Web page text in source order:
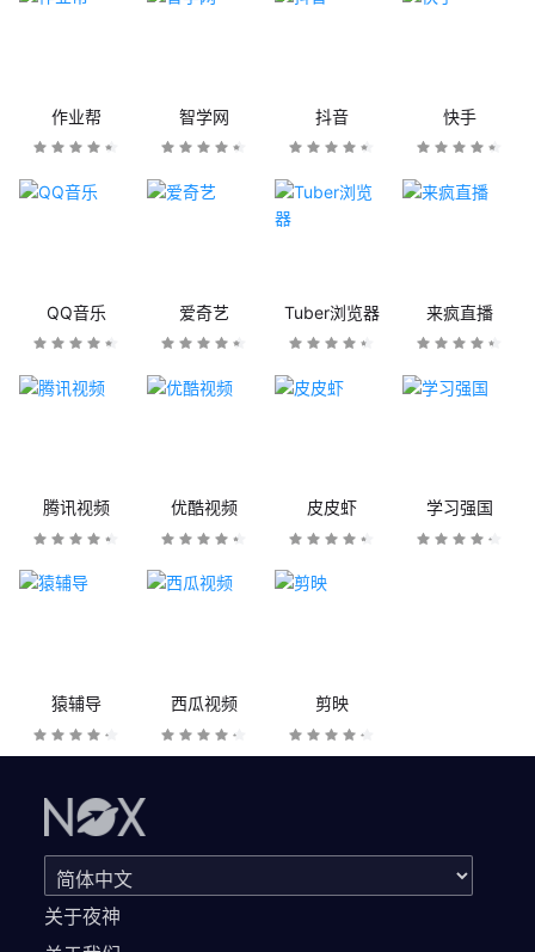
作业帮 智学网 抖音 快手
QQ音乐 爱奇艺 Tuber浏览器 来疯直播
腾讯视频 优酷视频 皮皮虾 学习强国
猿辅导 西瓜视频 剪映
关于夜神